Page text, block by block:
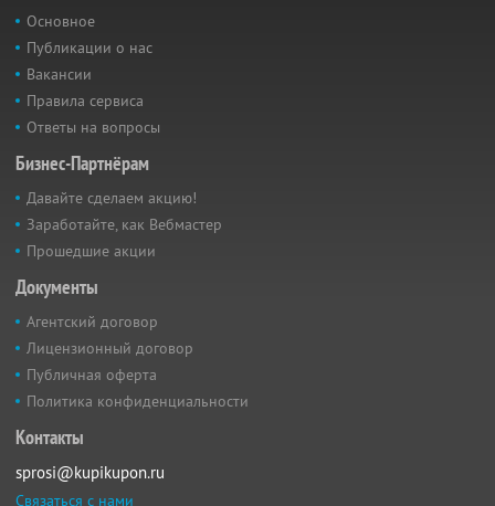
Основное
Публикации о нас
Вакансии
Правила сервиса
Ответы на вопросы
Бизнес-Партнёрам
Давайте сделаем акцию!
Заработайте, как Вебмастер
Прошедшие акции
Документы
Агентский договор
Лицензионный договор
Публичная оферта
Политика конфиденциальности
Контакты
sprosi@kupikupon.ru
Связаться с нами